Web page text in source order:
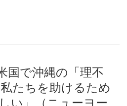
国で沖縄の「理不
たちを助けるため
い」（ニューヨー